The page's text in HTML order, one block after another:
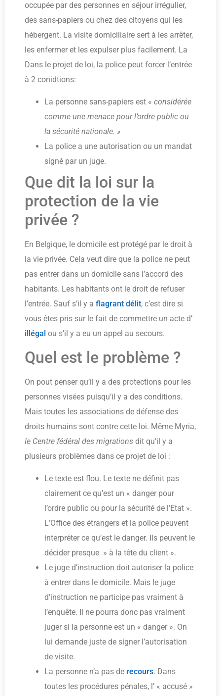
occupée par des personnes en séjour irrégulier,
des sans-papiers ou chez des citoyens qui les
hébergent. La visite domiciliaire sert à les arrêter,
les enfermer et les expulser plus facilement. La
Dans le projet de loi, la police peut forcer l’entrée
à 2 conidtions:
La personne sans-papiers est « considérée
comme une menace pour l’ordre public ou
la sécurité nationale. »
La police a une autorisation ou un mandat
signé par un juge.
Que dit la loi sur la
protection de la vie
privée ?
En Belgique, le domicile est protégé par le droit à
la vie privée. Cela veut dire que la police ne peut
pas entrer dans un domicile sans l’accord des
habitants. Les habitants ont le droit de refuser
l’entrée. Sauf s’il y a flagrant délit, c’est dire si
vous êtes pris sur le fait de commettre un acte d’
illégal ou s’il y a eu un appel au secours.
Quel est le problème ?
On pout penser qu’il y a des protections pour les
personnes visées puisqu’il y a des conditions.
Mais toutes les associations de défense des
droits humains sont contre cette loi. Même Myria,
le Centre fédéral des migrations dit qu’il y a
plusieurs problèmes dans ce projet de loi :
Le texte est flou. Le texte ne définit pas
clairement ce qu’est un « danger pour
l’ordre public ou pour la sécurité de l’Etat ».
L’Office des étrangers et la police peuvent
interpréter ce qu’est le danger. Ils peuvent le
décider presque » à la tête du client ».
Le juge d’instruction doit autoriser la police
à entrer dans le domicile. Mais le juge
d’instruction ne participe pas vraiment à
l’enquête. Il ne pourra donc pas vraiment
juger si la personne est un « danger ». On
lui demande juste de signer l’autorisation
de visite.
La personne n’a pas de recours. Dans
toutes les procédures pénales, l’ « accusé »